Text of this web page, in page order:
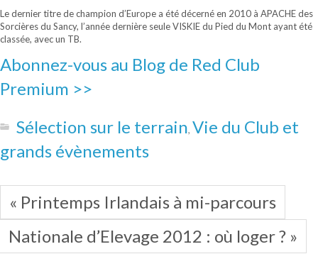
Le dernier titre de champion d’Europe a été décerné en 2010 à APACHE des
Sorcières du Sancy, l’année dernière seule VISKIE du Pied du Mont ayant été
classée, avec un TB.
Abonnez-vous au Blog de Red Club
Premium >>
Sélection sur le terrain, Vie du Club et
grands évènements
« Printemps Irlandais à mi-parcours
Nationale d’Elevage 2012 : où loger ? »